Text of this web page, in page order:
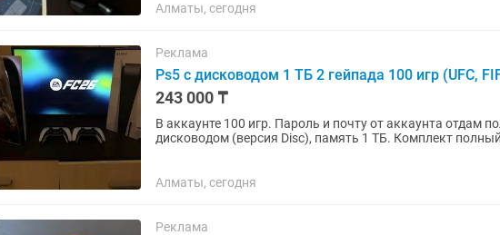
Алматы, сегодня
Реклама
Ps5 с дисководом 1 ТБ 2 гейпада 100 игр (UFC,
243 000 ₸
В аккаунте 100 игр. Пароль и почту от аккаунта отдам полностью. Продаю
дисководом (версия Disc), память 1 ТБ. Комплект
Алматы, сегодня
Реклама